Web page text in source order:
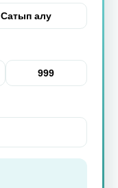
Сатып алу
999